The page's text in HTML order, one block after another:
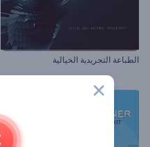
الطباعة التجريدية الخيالية